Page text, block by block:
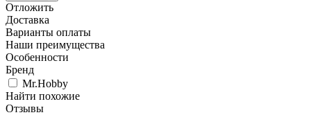
Отложить
Доставка
Варианты оплаты
Наши преимущества
Особенности
Бренд
Mr.Hobby
Найти похожие
Отзывы